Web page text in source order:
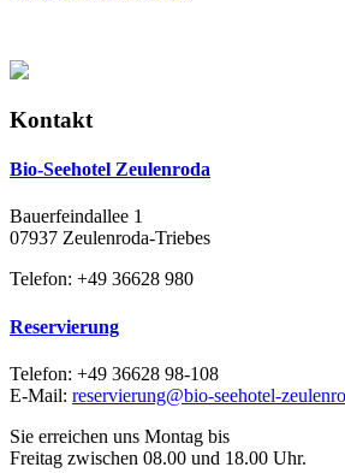
Kontakt
Bio-Seehotel Zeulenroda
Bauerfeindallee 1
07937 Zeulenroda-Triebes
Telefon: +49 36628 980
Reservierung
Telefon: +49 36628 98-108
E-Mail: reservierung@bio-seehotel-
Sie erreichen uns Montag bis
Freitag zwischen 08.00 und 18.00 Uhr.